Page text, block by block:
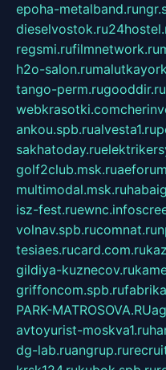
epoha-metalband.ru
dieselvostok.ru
regsmi.rufilmnetwork.ru
h2o-salon.ru
tango-perm.rugooddir.ru
webkrasotki.com
ankou.spb.rualvesta1.ru
sakhatoday.ru
golf2club.msk.ru
multimodal.msk.ru
isz-fest.ruewnc.info
volnav.spb.rucomnat.ru
tesiaes.rucard.com.ru
gildiya-kuznecov.ru
griffoncom.spb.ru
PARK-MATROSOVA.RU
avtoyurist-moskva1.ru
dg-lab.ruangrup.ru